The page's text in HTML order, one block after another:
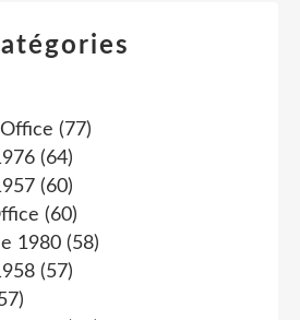
(77)
(64)
(60)
(60)
1980 (58)
(57)